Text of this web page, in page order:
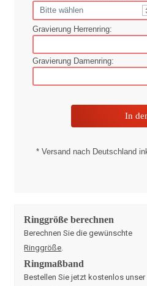
Gravierung Herrenring:
Gravierung Damenring:
* Versand nach Deutschland
Ringgröße berechnen
Berechnen Sie die gewünschte
Ringgröße
Ringmaßband
Bestellen Sie jetzt kostenlos unser